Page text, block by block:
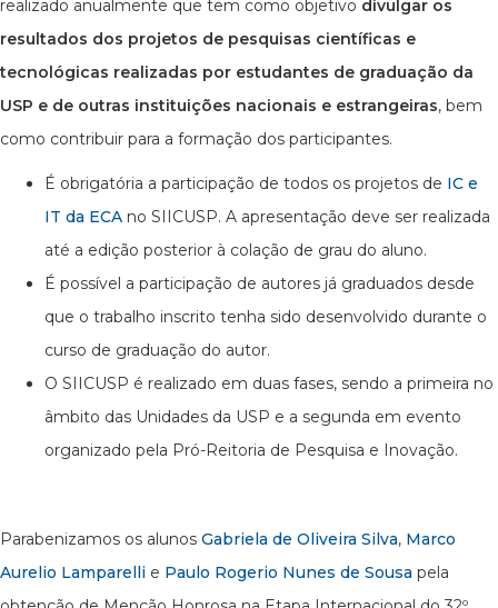
realizado anualmente que tem como objetivo divulgar os
resultados dos projetos de pesquisas científicas e
tecnológicas realizadas por estudantes de graduação da
USP e de outras instituições nacionais e estrangeiras, bem
como contribuir para a formação dos participantes.
É obrigatória a participação de todos os projetos de IC e
IT da ECA no SIICUSP. A apresentação deve ser realizada
até a edição posterior à colação de grau do aluno.
É possível a participação de autores já graduados desde
que o trabalho inscrito tenha sido desenvolvido durante o
curso de graduação do autor.
O SIICUSP é realizado em duas fases, sendo a primeira no
âmbito das Unidades da USP e a segunda em evento
organizado pela Pró-Reitoria de Pesquisa e Inovação.
Parabenizamos os alunos Gabriela de Oliveira Silva, Marco
Aurelio Lamparelli e Paulo Rogerio Nunes de Sousa pela